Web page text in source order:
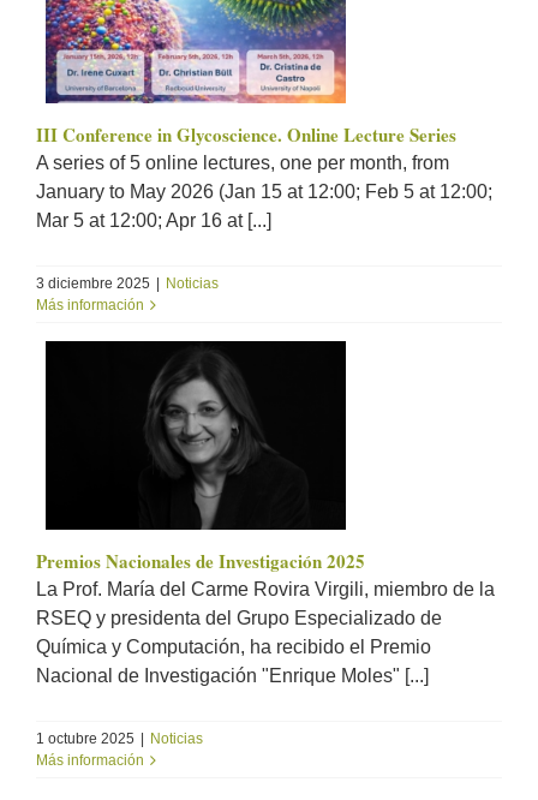
III Conference in Glycoscience. Online Lecture Series
A series of 5 online lectures, one per month, from
January to May 2026 (Jan 15 at 12:00; Feb 5 at 12:00;
Mar 5 at 12:00; Apr 16 at [...]
3 diciembre 2025 | Noticias
Más información
Premios Nacionales de Investigación 2025
La Prof. María del Carme Rovira Virgili, miembro de la
RSEQ y presidenta del Grupo Especializado de
Química y Computación, ha recibido el Premio
Nacional de Investigación "Enrique Moles" [...]
1 octubre 2025
Noticias
Más información